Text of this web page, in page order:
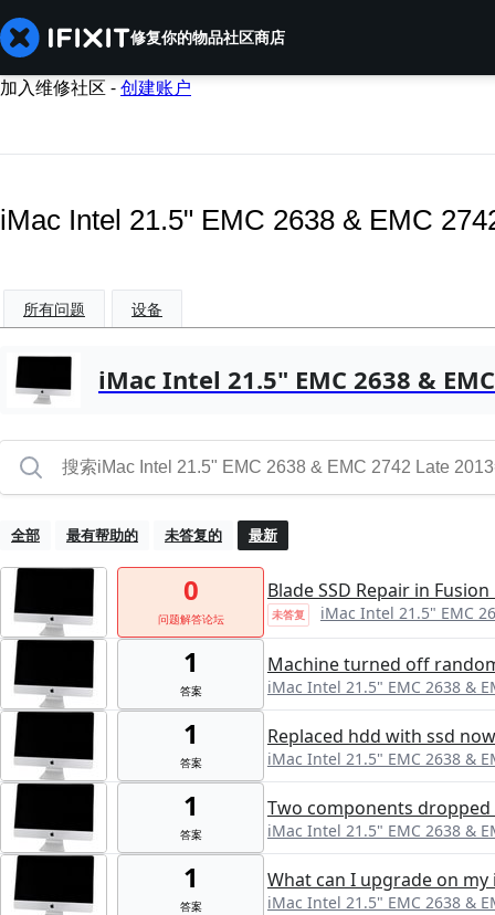
修复你的物品社区商店
加入维修社区 -创建账户
iMac Intel 21.5" EMC 2638 & EMC
所有问题 设备
iMac Intel 21.5" EMC 2638 &
全部 最有帮助的 未答复的 最新
0
问题解答论坛
Blade SSD Repair in
未答复 iMac Intel 21.5" EMC
1
答案
Machine turned off
iMac Intel 21.5" EMC 2638 &
1
答案
Replaced hdd with ssd
iMac Intel 21.5" EMC 2638 &
1
答案
Two components
iMac Intel 21.5" EMC 2638 &
1
答案
What can I upgrade on my
iMac Intel 21.5" EMC 2638 &